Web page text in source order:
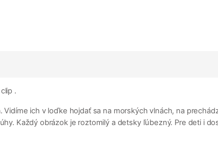
.
ich v loďke hojdať sa na morských vlnách, na
Každý obrázok je roztomilý a detsky ľúbezný. Pre deti i